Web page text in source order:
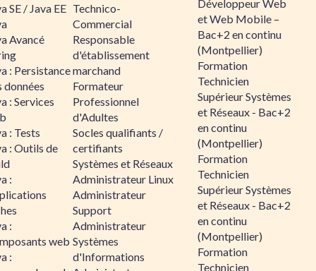
SE / Java EE
Avancé
: Persistance
données
: Services
: Tests
: Outils de
:
:
web
:
Technico-
Commercial
Responsable
d'établissement
marchand
Formateur
Professionnel
d'Adultes
Socles qualifiants /
certifiants
Systèmes et Réseaux
Administrateur Linux
Administrateur
Support
Administrateur
Systèmes
d'Informations
Développeur Web
et Web Mobile –
Bac+2 en continu
(Montpellier)
Formation
Technicien
Supérieur Systèmes
et Réseaux - Bac+2
en continu
(Montpellier)
Formation
Technicien
Supérieur Systèmes
et Réseaux - Bac+2
en continu
(Montpellier)
Formation
Technicien